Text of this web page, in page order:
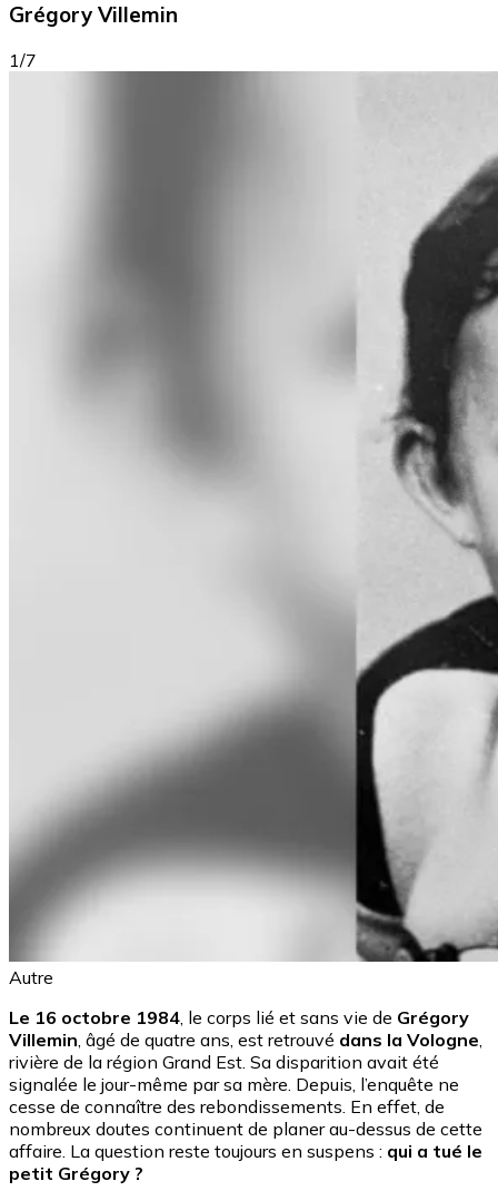
Grégory Villemin
1/7
Autre
Le 16 octobre 1984, le corps lié et sans vie de Grégory
Villemin, âgé de quatre ans, est retrouvé dans la Vologne,
rivière de la région Grand Est. Sa disparition avait été
signalée le jour-même par sa mère. Depuis, l’enquête ne
cesse de connaître des rebondissements. En effet, de
nombreux doutes continuent de planer au-dessus de cette
affaire. La question reste toujours en suspens : qui a tué le
petit Grégory ?